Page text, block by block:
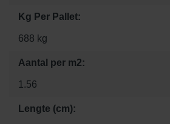
Kg Per Pallet:
688 kg
Aantal per m2:
1.56
Lengte (cm):